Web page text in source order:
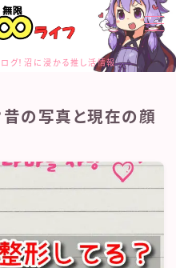
グ！沼に浸かる推し活情報
昔の写真と現在の顔